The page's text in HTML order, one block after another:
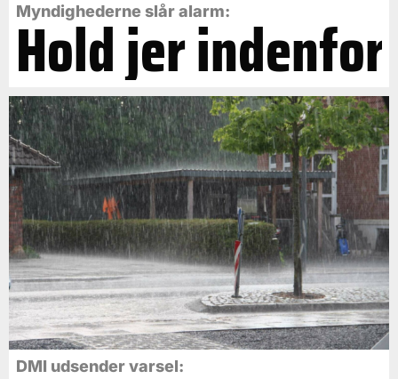
Myndighederne slår alarm:
Hold jer indenfor
DMI udsender varsel: